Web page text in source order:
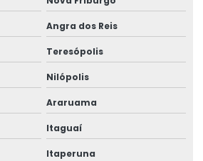
brasil
ponte rolante
de rolamento
de aço
Angra dos Reis
Teresópolis
Nilópolis
Araruama
Itaguaí
Itaperuna